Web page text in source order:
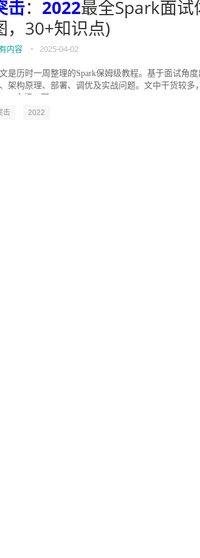
击： 2022最全Spark面
，30+知识点)
内容 • 2025-04-02
是历时一周整理的Spark保姆级教程。基于面试角
架构原理、部署、调优及实战问题。文中干货较多
击 2022